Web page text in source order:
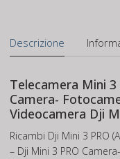
Descrizione
Telecamera Mini 3
Camera-
Videocamera Dji
Ricambi Dji Mini 3 PRO
– Dji Mini 3 PRO